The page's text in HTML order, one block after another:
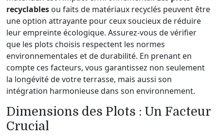
recyclables ou faits de matériaux recyclés peuvent être
une option attrayante pour ceux soucieux de réduire
leur empreinte écologique. Assurez-vous de vérifier
que les plots choisis respectent les normes
environnementales et de durabilité. En prenant en
compte ces facteurs, vous garantissez non seulement
la longévité de votre terrasse, mais aussi son
intégration harmonieuse dans son environnement.
Dimensions des Plots : Un Facteur
Crucial